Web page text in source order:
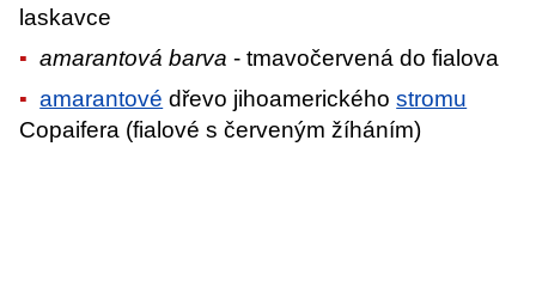
laskavce
amarantová barva - tmavočervená do fialova
amarantové dřevo jihoamerickéhostromu
Copaifera (fialové s červeným žíháním)